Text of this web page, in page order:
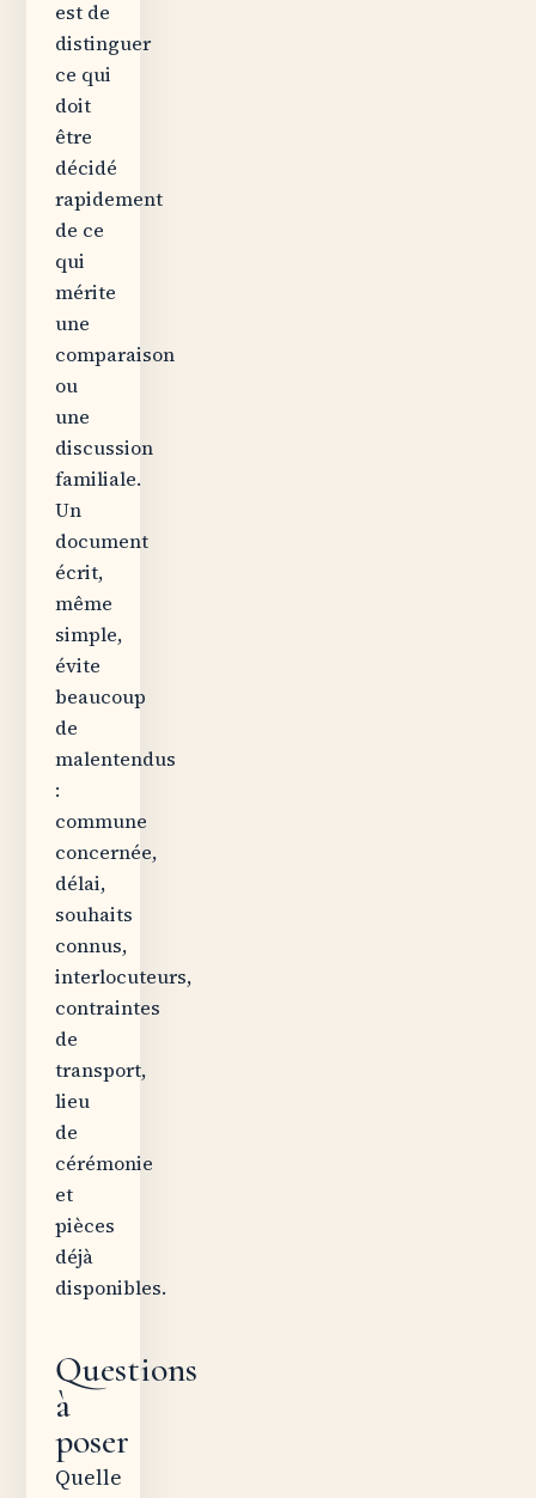
est de
distinguer
ce qui
doit
être
décidé
rapidement
de ce
qui
mérite
une
comparaison
ou
une
discussion
familiale.
Un
document
écrit,
même
simple,
évite
beaucoup
de
malentendus
:
commune
concernée,
délai,
souhaits
connus,
interlocuteurs,
contraintes
de
transport,
lieu
de
cérémonie
et
pièces
déjà
disponibles.
Questions
à
poser
Quelle